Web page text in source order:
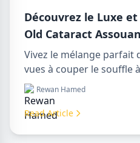
Découvrez le Luxe et
Old Cataract
Intemporel sur le Nil
Vivez le mélange parfait
vues à couper le souffle
Assouan Égypte.
egypt inoubliables et
aswan from luxor
Rewan Hamed
Read Article